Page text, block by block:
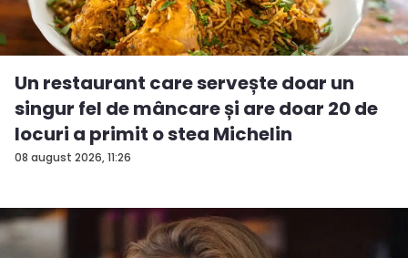
08 august 2026, 11:26
Un restaurant care servește doar un
singur fel de mâncare și are doar 20 de
locuri a primit o stea Michelin